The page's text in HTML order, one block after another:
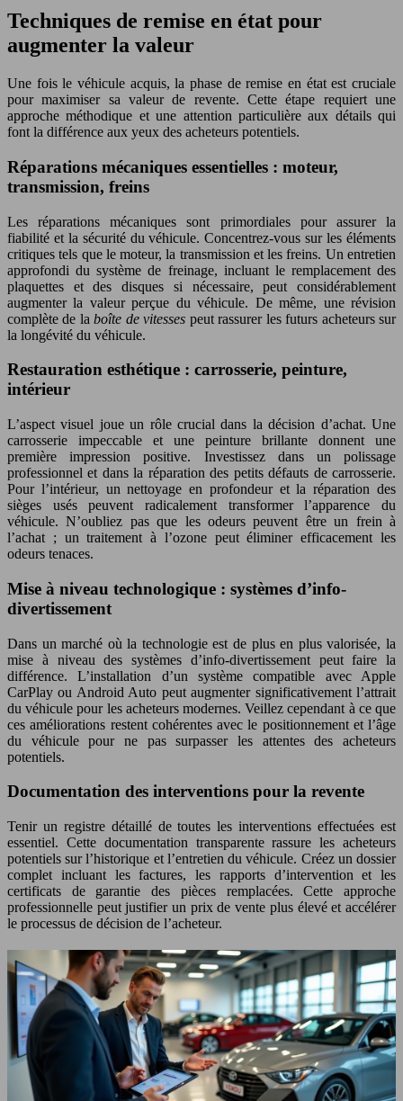
Techniques de remise en état pour
augmenter la valeur
Une fois le véhicule acquis, la phase de remise en état est cruciale
pour maximiser sa valeur de revente. Cette étape requiert une
approche méthodique et une attention particulière aux détails qui
font la différence aux yeux des acheteurs potentiels.
Réparations mécaniques essentielles : moteur,
transmission, freins
Les réparations mécaniques sont primordiales pour assurer la
fiabilité et la sécurité du véhicule. Concentrez-vous sur les éléments
critiques tels que le moteur, la transmission et les freins. Un entretien
approfondi du système de freinage, incluant le remplacement des
plaquettes et des disques si nécessaire, peut considérablement
augmenter la valeur perçue du véhicule. De même, une révision
complète de laboîte de vitesses peut rassurer les futurs acheteurs sur
la longévité du véhicule.
Restauration esthétique : carrosserie, peinture,
intérieur
L’aspect visuel joue un rôle crucial dans la décision d’achat. Une
carrosserie impeccable et une peinture brillante donnent une
première impression positive. Investissez dans un polissage
professionnel et dans la réparation des petits défauts de carrosserie.
Pour l’intérieur, un nettoyage en profondeur et la réparation des
sièges usés peuvent radicalement transformer l’apparence du
véhicule. N’oubliez pas que les odeurs peuvent être un frein à
l’achat ; un traitement à l’ozone peut éliminer efficacement les
odeurs tenaces.
Mise à niveau technologique : systèmes d’info-
divertissement
Dans un marché où la technologie est de plus en plus valorisée, la
mise à niveau des systèmes d’info-divertissement peut faire la
différence. L’installation d’un système compatible avec Apple
CarPlay ou Android Auto peut augmenter significativement l’attrait
du véhicule pour les acheteurs modernes. Veillez cependant à ce que
ces améliorations restent cohérentes avec le positionnement et l’âge
du véhicule pour ne pas surpasser les attentes des acheteurs
potentiels.
Documentation des interventions pour la revente
Tenir un registre détaillé de toutes les interventions effectuées est
essentiel. Cette documentation transparente rassure les acheteurs
potentiels sur l’historique et l’entretien du véhicule. Créez un dossier
complet incluant les factures, les rapports d’intervention et les
certificats de garantie des pièces remplacées. Cette approche
professionnelle peut justifier un prix de vente plus élevé et accélérer
le processus de décision de l’acheteur.